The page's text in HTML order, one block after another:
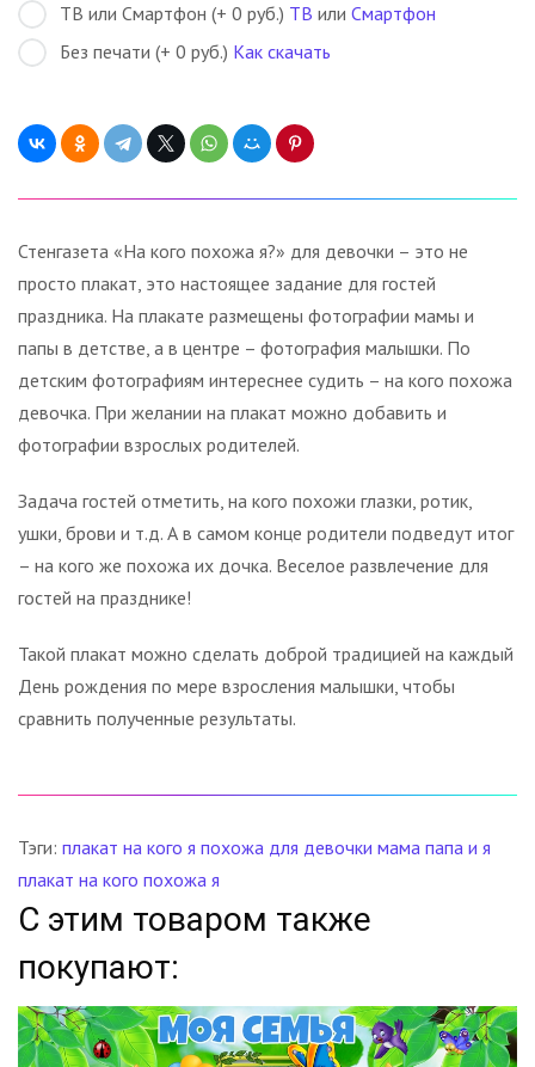
ТВ или Смартфон (+ 0 руб.) ТВ или Смартфон
Без печати (+ 0 руб.) Как скачать
Стенгазета «На кого похожа я?» для девочки – это не
просто плакат, это настоящее задание для гостей
праздника. На плакате размещены фотографии мамы и
папы в детстве, а в центре – фотография малышки. По
детским фотографиям интереснее судить – на кого похожа
девочка. При желании на плакат можно добавить и
фотографии взрослых родителей.
Задача гостей отметить, на кого похожи глазки, ротик,
ушки, брови и т.д. А в самом конце родители подведут итог
– на кого же похожа их дочка. Веселое развлечение для
гостей на празднике!
Такой плакат можно сделать доброй традицией на каждый
День рождения по мере взросления малышки, чтобы
сравнить полученные результаты.
Тэги: плакат на кого я похожа для девочки мама папа и я
плакат на кого похожа я
С этим товаром также
покупают: